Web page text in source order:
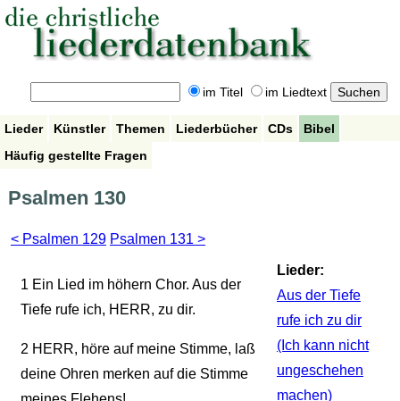
im Titel im Liedtext
Lieder Künstler Themen Liederbücher CDs
Bibel
Häufig gestellte Fragen
Psalmen 130
< Psalmen 129 Psalmen 131 >
1 Ein Lied im höhern Chor. Aus der
Tiefe rufe ich, HERR, zu dir.
2 HERR, höre auf meine Stimme, laß
deine Ohren merken auf die Stimme
Lieder:
Aus der Tiefe
rufe ich zu dir
(Ich kann nicht
ungeschehen
machen)